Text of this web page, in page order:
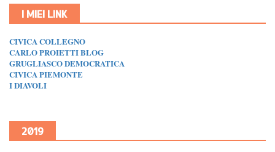
I MIEI LINK
CIVICA COLLEGNO
CARLO PROIETTI BLOG
GRUGLIASCO DEMOCRATICA
CIVICA PIEMONTE
I DIAVOLI
2019